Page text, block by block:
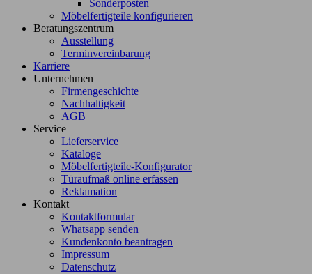
Sonderposten
Möbelfertigteile konfigurieren
Beratungszentrum
Ausstellung
Terminvereinbarung
Karriere
Unternehmen
Firmengeschichte
Nachhaltigkeit
AGB
Service
Lieferservice
Kataloge
Möbelfertigteile-Konfigurator
Türaufmaß online erfassen
Reklamation
Kontakt
Kontaktformular
Whatsapp senden
Kundenkonto beantragen
Impressum
Datenschutz